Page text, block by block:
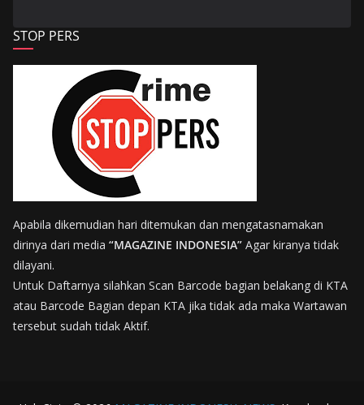
STOP PERS
Apabila dikemudian hari ditemukan dan mengatasnamakan
dirinya dari media “MAGAZINE INDONESIA” Agar kiranya tidak
dilayani.
Untuk Daftarnya silahkan Scan Barcode bagian belakang di KTA
atau Barcode Bagian depan KTA jika tidak ada maka Wartawan
tersebut sudah tidak Aktif.